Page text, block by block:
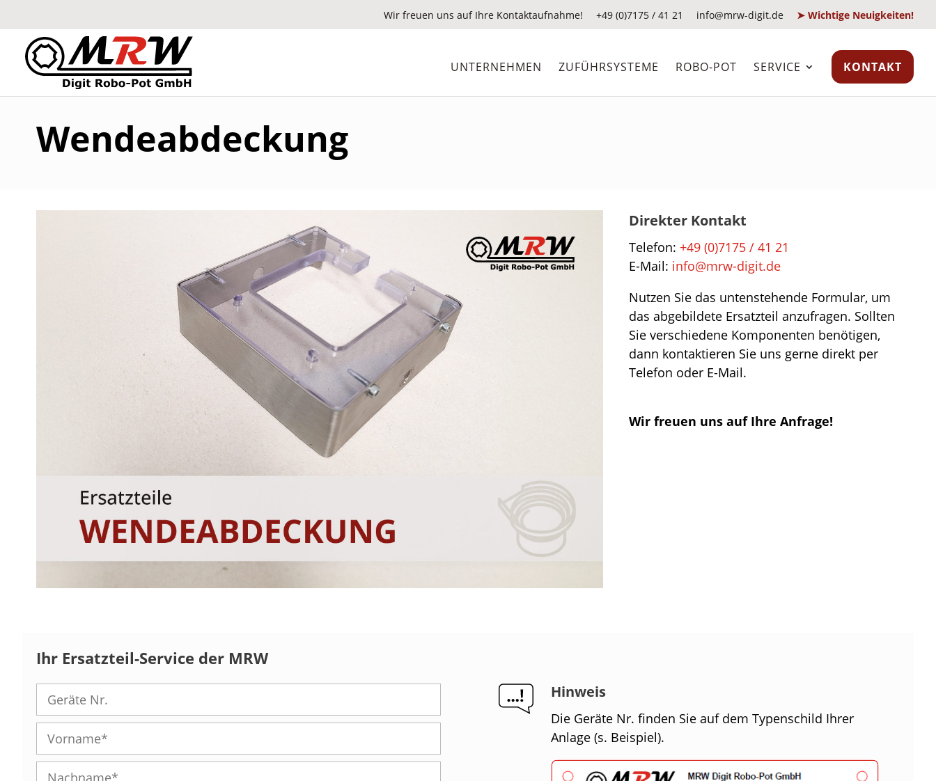
Wir freuen uns auf Ihre Kontaktaufnahme! +49 (0)7175 / 41 21 info@mrw-digit.de ➤ Wichtige Neuigkeiten!
UNTERNEHMEN ZUFÜHRSYSTEME ROBO-POT SERVICE KONTAKT
Wendeabdeckung
Direkter Kontakt
Telefon: +49 (0)7175 / 41 21
E-Mail: info@mrw-digit.de
Nutzen Sie das untenstehende Formular, um
das abgebildete Ersatzteil anzufragen. Sollten
Sie verschiedene Komponenten benötigen,
dann kontaktieren Sie uns gerne direkt per
Telefon oder E-Mail.
Wir freuen uns auf Ihre Anfrage!
Ihr Ersatzteil-Service der MRW
Hinweis
Die Geräte Nr. finden Sie auf dem Typenschild Ihrer
Anlage (s. Beispiel).